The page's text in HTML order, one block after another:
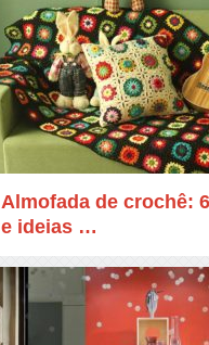
Almofada de crochê:
e ideias …